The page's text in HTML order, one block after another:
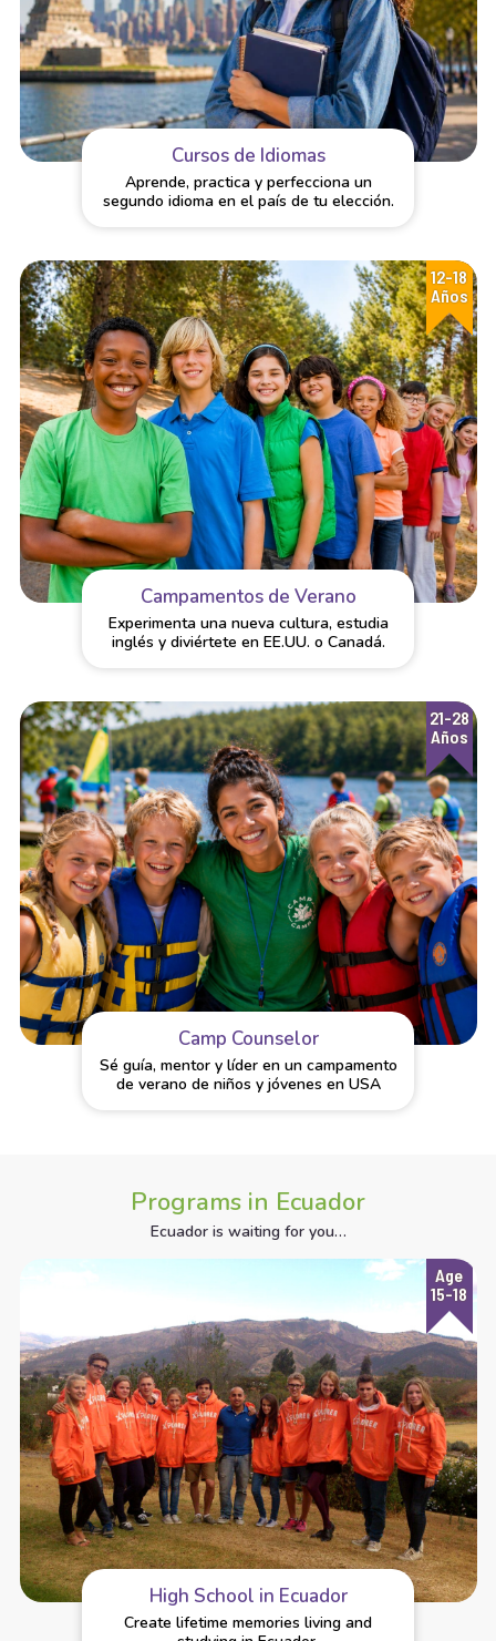
Cursos de Idiomas
Aprende, practica y perfecciona un
segundo idioma en el país de tu elección.
12-18
Años
Campamentos de Verano
Experimenta una nueva cultura, estudia
inglés y diviértete en EE.UU. o Canadá.
21-28
Años
Camp Counselor
Sé guía, mentor y líder en un campamento
de verano de niños y jóvenes en USA
Programs in Ecuador
Ecuador is waiting for you…
Age
15-18
High School in Ecuador
Create lifetime memories living and